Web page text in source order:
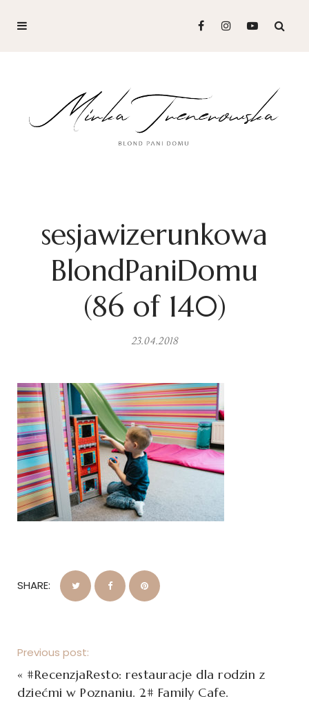
sesjawizerunkowa
BlondPaniDomu
(86 of 140)
23.04.2018
SHARE:
Previous post:
« #RecenzjaResto: restauracje dla rodzin z
dziećmi w Poznaniu. 2# Family Cafe.